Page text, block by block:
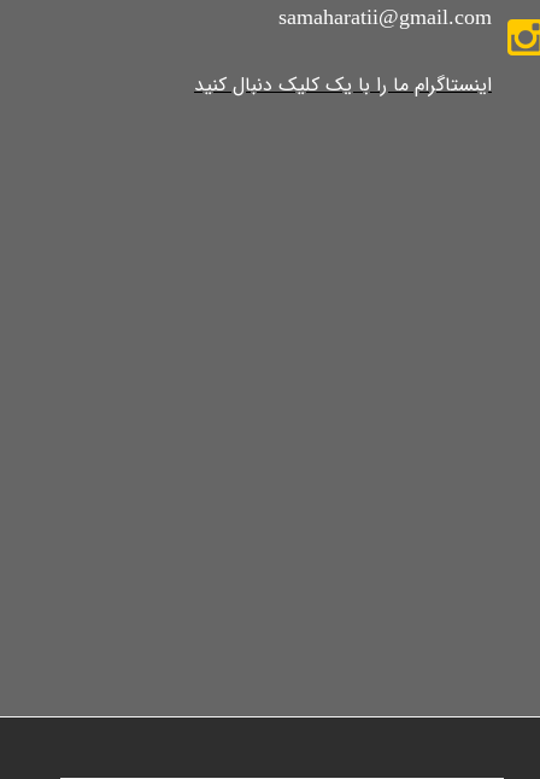
samaharatii@gmail.com
​​​​​​​​​اینستاگرام ما را با یک کلیک دنبال کنید